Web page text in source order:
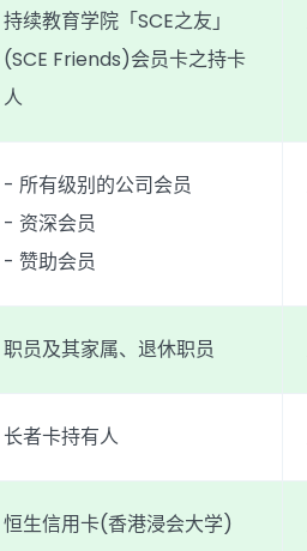
持续教育学院「SCE之友」
(SCE Friends)会员卡之持卡
人
- 所有级别的公司会员
- 资深会员
- 赞助会员
职员及其家属、退休职员
长者卡持有人
恒生信用卡(香港浸会大学)